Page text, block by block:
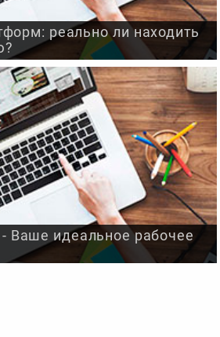
реально ли находить
Ваше идеальное рабочее